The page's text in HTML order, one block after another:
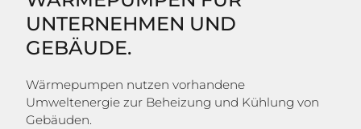
UNTERNEHMEN UND
GEBÄUDE.
Wärmepumpen nutzen vorhandene
Umweltenergie zur Beheizung und Kühlung von
Gebäuden.